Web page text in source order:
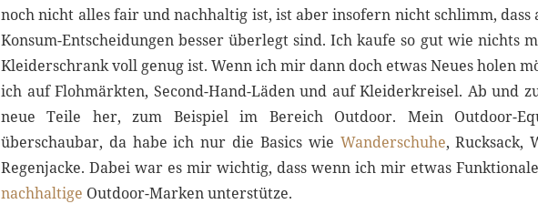
noch nicht alles fair und nachhaltig ist, ist aber insofern nicht schlimm, dass
Konsum-Entscheidungen besser überlegt sind. Ich kaufe so gut wie nichts
Kleiderschrank voll genug ist. Wenn ich mir dann doch etwas Neues holen
ich auf Flohmärkten, Second-Hand-Läden und auf Kleiderkreisel. Ab und
neue Teile her, zum Beispiel im Bereich Outdoor. Mein Outdoor-
überschaubar, da habe ich nur die Basics wie Wanderschuhe, Rucksack,
Regenjacke. Dabei war es mir wichtig, dass wenn ich mir etwas
nachhaltige Outdoor-Marken unterstütze.